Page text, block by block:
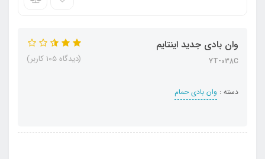
وان بادی جدید اینتایم
YT-038C
دسته : وان بادی حمام
(دیدگاه 105 کاربر)